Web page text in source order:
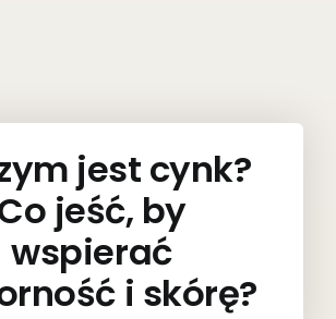
jest cynk?
jeść, by
wspierać
i skórę?